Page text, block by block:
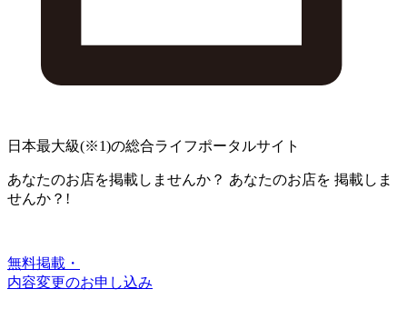
日本最大級(※1)の総合ライフポータルサイト
あなたのお店を掲載しませんか？ あなたのお店を 掲載しま
せんか？!
無料掲載・
内容変更のお申し込み